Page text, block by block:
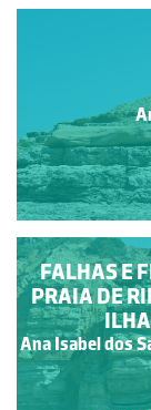
CONCEITO
Francisco
Félix
FALHAS E
PRAIA DE
Ana Isabel dos